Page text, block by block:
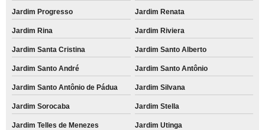
Jardim Progresso Jardim Renata
Jardim Rina Jardim Riviera
Jardim Santa Cristina Jardim Santo Alberto
Jardim Santo André Jardim Santo Antônio
Jardim Santo Antônio de Pádua Jardim Silvana
Jardim Sorocaba Jardim Stella
Jardim Telles de Menezes Jardim Utinga